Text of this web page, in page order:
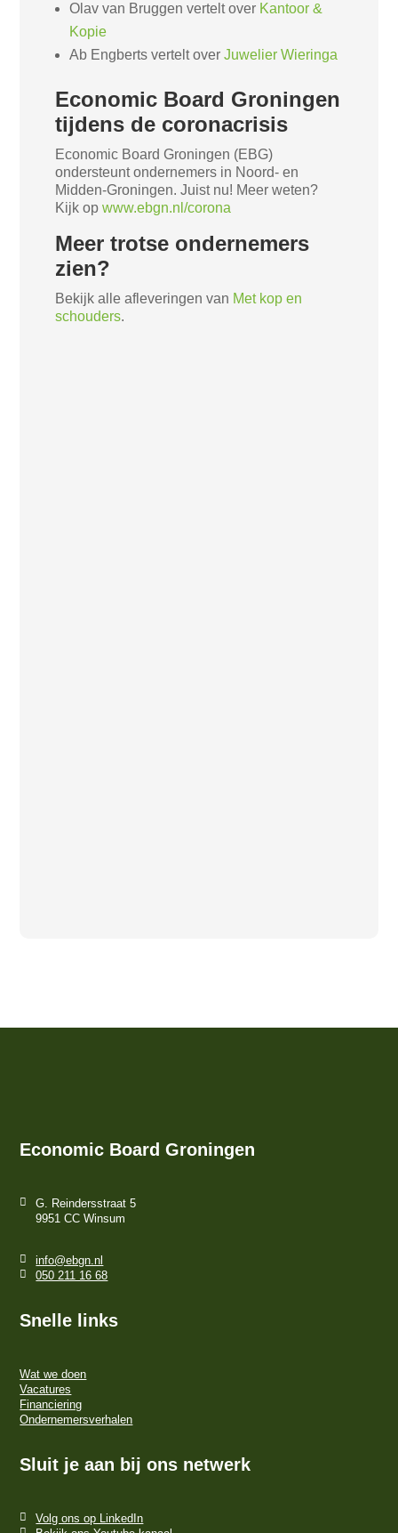
Olav van Bruggen vertelt over Kantoor &
Kopie
Ab Engberts vertelt overJuwelier Wieringa
Economic Board Groningen
tijdens de coronacrisis
Economic Board Groningen (EBG)
ondersteunt ondernemers in Noord- en
Midden-Groningen. Juist nu! Meer weten?
Kijk opwww.ebgn.nl/corona
Meer trotse ondernemers
zien?
Bekijk alle afleveringen van Met kop en
schouders.
Economic Board Groningen
G. Reindersstraat 5
9951 CC Winsum
info@ebgn.nl
050 211 16 68
Snelle links
Wat we doen
Vacatures
Financiering
Ondernemersverhalen
Sluit je aan bij ons netwerk
Volg ons op LinkedIn